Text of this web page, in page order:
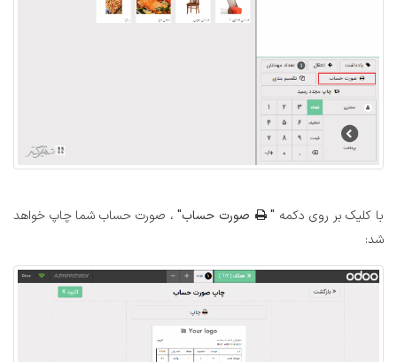
با کلیک بر روی دکمه " صورت حساب" ، صورت حساب شما چاپ خواهد
شد: